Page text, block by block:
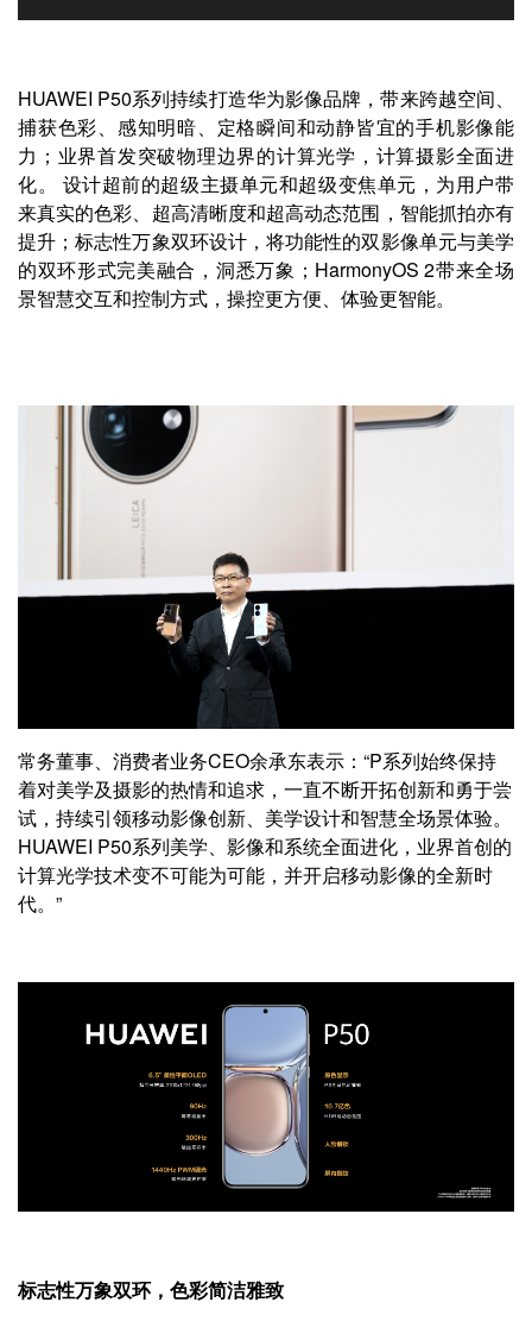
HUAWEI P50系列持续打造华为影像品牌，带来跨越空间、
捕获色彩、感知明暗、定格瞬间和动静皆宜的手机影像能
力；业界首发突破物理边界的计算光学，计算摄影全面进
化。
设计超前的超级主摄单元和超级变焦单元，为用户带
来真实的色彩、超高清晰度和超高动态范围，智能抓拍亦有
提升；标志性万象双环设计，将功能性的双影像单元与美学
的双环形式完美融合，洞悉万象；HarmonyOS 2带来全场
景智慧交互和控制方式，操控更方便、体验更智能。
常务董事、消费者业务CEO余承东表示：“P系列始终保持
着对美学及摄影的热情和追求，一直不断开拓创新和勇于尝
试，持续引领移动影像创新、美学设计和智慧全场景体验。
HUAWEI P50系列美学、影像和系统全面进化，业界首创的
计算光学技术变不可能为可能，并开启移动影像的全新时
代。”
标志性万象双环，色彩简洁雅致